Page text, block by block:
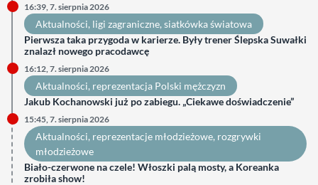
16:39, 7. sierpnia 2026
Aktualności, ligi zagraniczne, siatkówka światowa
Pierwsza taka przygoda w karierze. Były trener Ślepska Suwałki
znalazł nowego pracodawcę
16:12, 7. sierpnia 2026
Aktualności, reprezentacja Polski mężczyzn
Jakub Kochanowski już po zabiegu. „Ciekawe doświadczenie”
15:45, 7. sierpnia 2026
Aktualności, reprezentacje młodzieżowe, rozgrywki
młodzieżowe
Biało-czerwone na czele! Włoszki palą mosty, a Koreanka
zrobiła show!